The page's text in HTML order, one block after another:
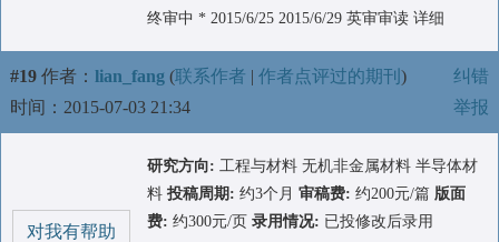
终审中 * 2015/6/25 2015/6/29 英审审读 详细
#19 作者： lian_fang (联系作者 | 作者点评过的期刊 )
时间：2015-07-03 21:34
纠错
举报
对我有帮助
研究方向: 工程与材料 无机非金属材料 半导体材
料 投稿周期: 约3个月 审稿费: 约200元/篇 版面
费: 约300元/页 录用情况: 已投修改后录用